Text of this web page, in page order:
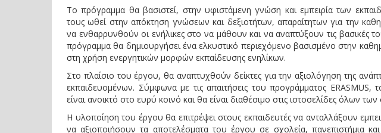
Το πρόγραμμα θα βασιστεί, στην υφιστάμενη γνώση και εμπειρία των
τους ωθεί στην απόκτηση γνώσεων και δεξιοτήτων, απαραίτητων για την
να ενθαρρυνθούν οι ενήλικες στο να μάθουν και να αναπτύξουν τις βασικές
πρόγραμμα θα δημιουργήσει ένα ελκυστικό περιεχόμενο βασισμένο στην
στη χρήση ενεργητικών μορφών εκπαίδευσης ενηλίκων.
Στο πλαίσιο του έργου, θα αναπτυχθούν δείκτες για την αξιολόγηση της
εκπαιδευομένων. Σύμφωνα με τις απαιτήσεις του προγράμματος ERASMUS,
είναι ανοικτό στο ευρύ κοινό και θα είναι διαθέσιμο στις ιστοσελίδες όλων
Η υλοποίηση του έργου θα επιτρέψει στους εκπαιδευτές να ανταλλάξουν
να αξιοποιήσουν τα αποτελέσματα του έργου σε σχολεία, πανεπιστήμια